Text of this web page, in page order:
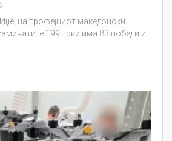
најтрофејниот македонски
199 трки има 83 победи и